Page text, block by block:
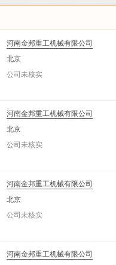
河南金邦重工机械有限公司
北京
公司未核实
河南金邦重工机械有限公司
北京
公司未核实
河南金邦重工机械有限公司
北京
公司未核实
河南金邦重工机械有限公司